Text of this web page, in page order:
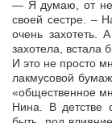
— Я думаю, от
своей сестре. –
очень
захотела, встала
И это не просто
лакмусовой
«общественное
Нина. В детстве